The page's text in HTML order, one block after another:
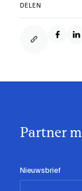
DELEN
Partner
Nieuwsbrief